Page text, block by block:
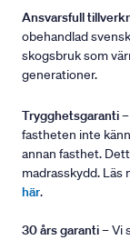
Ansvarsfull
obehandlad
skogsbruk som
generationer.
Trygghetsgaranti
fastheten inte
annan fasthet.
madrasskydd.
här.
30 års garanti– Vi